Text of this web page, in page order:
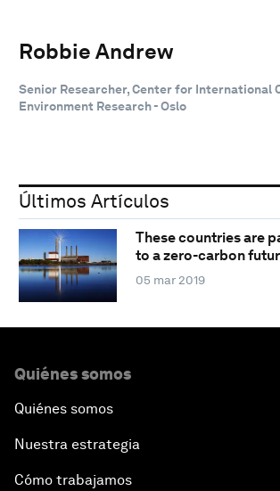
Robbie Andrew
Senior Researcher, Center for International
Environment Research - Oslo
Últimos Artículos
These countries are
to a zero-carbon
05 mar 2019
Quiénes somos
Quiénes somos
Nuestra estrategia
Cómo trabajamos